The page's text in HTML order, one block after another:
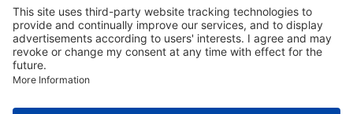
Algemene voorwaarden Disclaimer
Colofon
Copyright; 2026 Hitma B.V.. Tous droits réservés.